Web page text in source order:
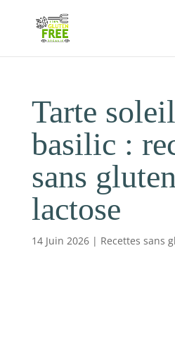
Tarte
basilic :
sans
lactose
14 Juin 2026| Recettes sans